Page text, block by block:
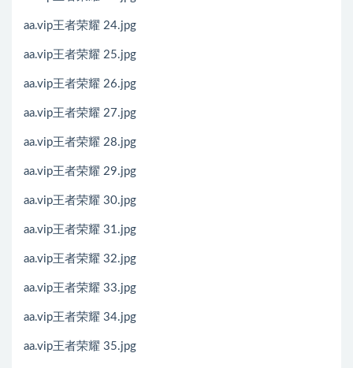
aa.vip王者荣耀 24.jpg
aa.vip王者荣耀 25.jpg
aa.vip王者荣耀 26.jpg
aa.vip王者荣耀 27.jpg
aa.vip王者荣耀 28.jpg
aa.vip王者荣耀 29.jpg
aa.vip王者荣耀 30.jpg
aa.vip王者荣耀 31.jpg
aa.vip王者荣耀 32.jpg
aa.vip王者荣耀 33.jpg
aa.vip王者荣耀 34.jpg
aa.vip王者荣耀 35.jpg